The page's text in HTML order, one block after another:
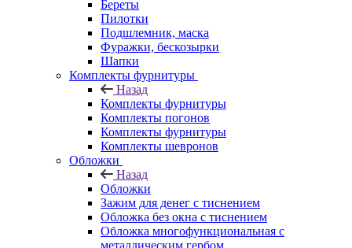
Береты
Пилотки
Подшлемник, маска
Фуражки, бескозырки
Шапки
Комплекты фурнитуры
Назад
Комплекты фурнитуры
Комплекты погонов
Комплекты фурнитуры
Комплекты шевронов
Обложки
Назад
Обложки
Зажим для денег с тиснением
Обложка без окна с тиснением
Обложка многофункциональная с
металлическим гербом